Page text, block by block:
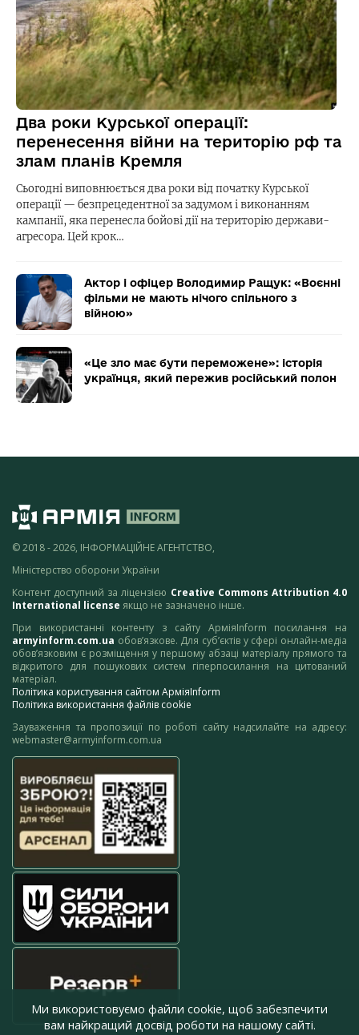
Два роки Курської операції:
перенесення війни на територію рф та
злам планів Кремля
Сьогодні виповнюється два роки від початку Курської
операції — безпрецедентної за задумом і виконанням
кампанії, яка перенесла бойові дії на територію держави-
агресора. Цей крок…
Актор і офіцер Володимир Ращук: «Воєнні
фільми не мають нічого спільного з
війною»
«Це зло має бути переможене»: історія
українця, який пережив російський полон
© 2018 - 2026, ІНФОРМАЦІЙНЕ АГЕНТСТВО,
Міністерство оборони України
Контент доступний за ліцензією Creative Commons Attribution 4.0
International license якщо не зазначено інше.
При використанні контенту з сайту АрміяInform посилання на
armyinform.com.ua обов’язкове. Для суб’єктів у сфері онлайн-медіа
обов’язковим є розміщення у першому абзаці матеріалу прямого та
відкритого для пошукових систем гіперпосилання на цитований
матеріал.
Політика користування сайтом АрміяInform
Політика використання файлів cookie
Зауваження та пропозиції по роботі сайту надсилайте на адресу:
webmaster@armyinform.com.ua
Ми використовуємо файли cookie, щоб забезпечити
вам найкращий досвід роботи на нашому сайті.